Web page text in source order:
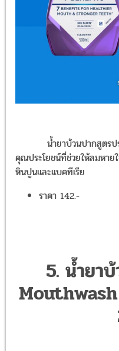
น้ำยาบ้วนปากสูตรปรา
คุณประโยชน์ที่ช่วยให้ลมหาย
หินปูนและแบคทีเรีย
ราคา 142.-
5. น้ำยา